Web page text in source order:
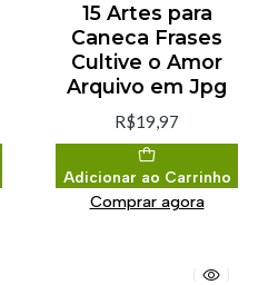
15 Artes para
Caneca Frases
Cultive o Amor
Arquivo em Jpg
R$19,97
Adicionar ao Carrinho
Comprar agora